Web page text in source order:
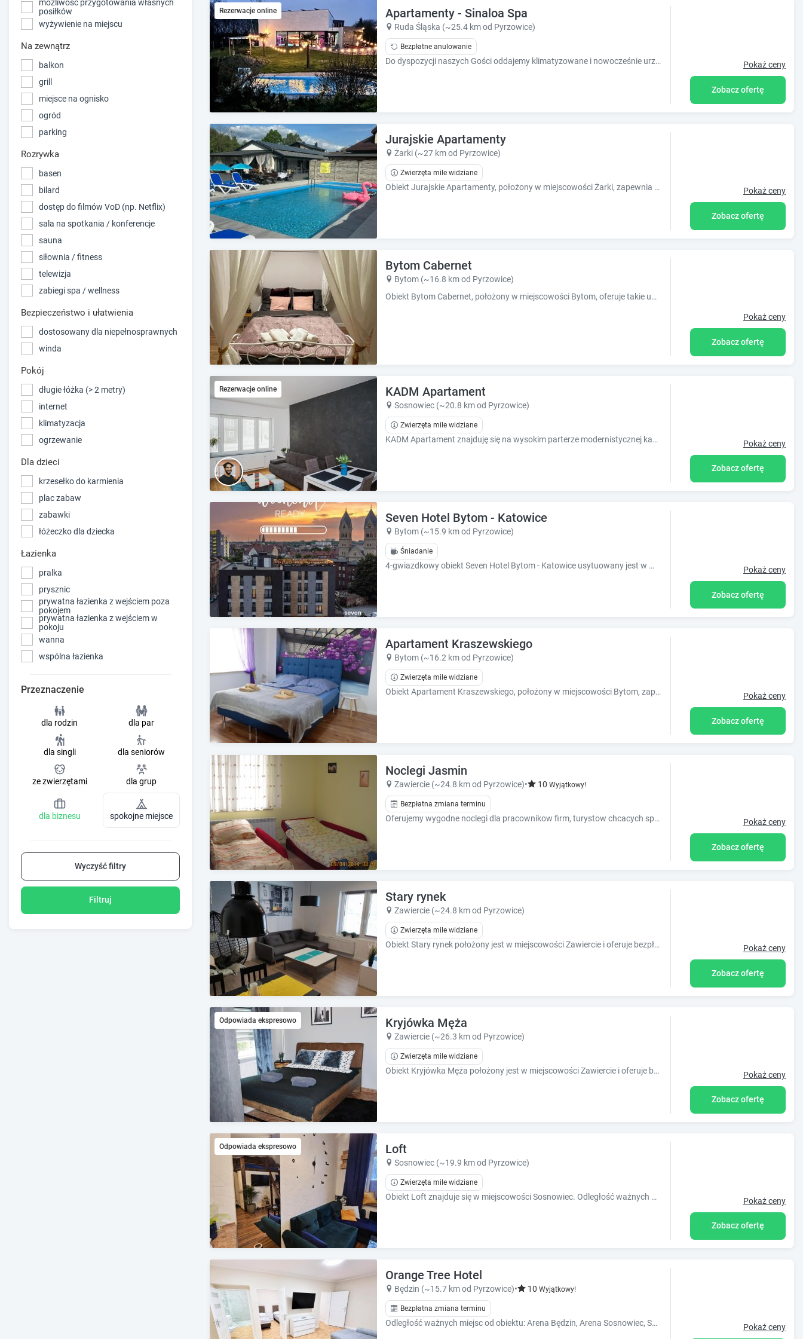
e
P
r
e
s
s
t
h
e
q
u
e
s
t
o
n
m
a
k
e
y
t
o
g
e
t
e
k
y
b
o
a
d
s
h
o
r
t
c
u
t
o
r
c
h
a
n
i
s
.
e
.
P
r
e
q
s
t
k
e
h
e
k
e
d
s
h
o
r
o
r
c
h
d
a
t
e
s
możliwość przygotowania własnych
posiłków
wyżywienie na miejscu
Na zewnątrz
balkon
grill
miejsce na ognisko
ogród
parking
Rozrywka
basen
bilard
dostęp do filmów VoD (np. Netflix)
sala na spotkania / konferencje
sauna
siłownia / fitness
telewizja
zabiegi spa / wellness
Bezpieczeństwo i ułatwienia
dostosowany dla niepełnosprawnych
winda
Pokój
długie łóżka (> 2 metry)
internet
klimatyzacja
ogrzewanie
Dla dzieci
krzesełko do karmienia
plac zabaw
zabawki
łóżeczko dla dziecka
Łazienka
pralka
prysznic
prywatna łazienka z wejściem poza
pokojem
prywatna łazienka z wejściem w
pokoju
wanna
wspólna łazienka
Przeznaczenie
dla rodzin dla par
dla singli dla seniorów
ze zwierzętami dla grup
dla biznesu spokojne miejsce
Wyczyść filtry
Filtruj
Rezerwacje online Apartamenty - Sinaloa Spa
Ruda Śląska (~25.4 km od Pyrzowice)
Bezpłatne anulowanie
Do dyspozycji naszych Gości oddajemy klimatyzowane i nowocześnie urządzone, pełne luksusu apartamenty. Pokaż ceny
Zobacz ofertę
Jurajskie Apartamenty
Żarki (~27 km od Pyrzowice)
Zwierzęta mile widziane
Obiekt Jurajskie Apartamenty, położony w miejscowości Żarki, zapewnia bezpłatne Wi-Fi i sprzęt do grillowania. Odległość ważnych miejsc od o Pokaż ceny
Zobacz ofertę
Bytom Cabernet
Bytom (~16.8 km od Pyrzowice)
Obiekt Bytom Cabernet, położony w miejscowości Bytom, oferuje takie udogodnienia, jak bezpłatne Wi-Fi oraz telewizor z płaskim ekranem. Odległo?
Pokaż ceny
Zobacz ofertę
Rezerwacje online KADM Apartament
Sosnowiec (~20.8 km od Pyrzowice)
Zwierzęta mile widziane
KADM Apartament znajduję się na wysokim parterze modernistycznej kamienicy z lat 30 tych XX wieku w centrum Sosnowca. Obiekt, o powierzchni 65 m2, z.. Pokaż ceny
Zobacz ofertę
Seven Hotel Bytom - Katowice
Bytom (~15.9 km od Pyrzowice)
Śniadanie
4-gwiazdkowy obiekt Seven Hotel Bytom - Katowice usytuowany jest w miejscowości Bytom i oferuje bar. Odległość ważnych miejsc od obiektu: Stadion Pokaż ceny
Zobacz ofertę
Apartament Kraszewskiego
Bytom (~16.2 km od Pyrzowice)
Zwierzęta mile widziane
Obiekt Apartament Kraszewskiego, położony w miejscowości Bytom, zapewnia wspólny salon, bezpłatne Wi-Fi i wspólną kuchnię. Odległość ważny Pokaż ceny
Zobacz ofertę
Noclegi Jasmin
Zawiercie (~24.8 km od Pyrzowice)• 10 Wyjątkowy!
Bezpłatna zmiana terminu
Oferujemy wygodne noclegi dla pracownikow firm, turystow chcacych spedzic czas na Jurze krakowsko-czestochowskiej,gosci weselnych przebywajacych w .. Pokaż ceny
Zobacz ofertę
Stary rynek
Zawiercie (~24.8 km od Pyrzowice)
Zwierzęta mile widziane
Obiekt Stary rynek położony jest w miejscowości Zawiercie i oferuje bezpłatne Wi-Fi oraz klimatyzację. Odległość ważnych miejsc od obiektu: U Pokaż ceny
Zobacz ofertę
Odpowiada ekspresowo Kryjówka Męża
Zawiercie (~26.3 km od Pyrzowice)
Zwierzęta mile widziane
Obiekt Kryjówka Męża położony jest w miejscowości Zawiercie i oferuje bezpłatne Wi-Fi oraz klimatyzację. Odległość ważnych miejsc od obiek Pokaż ceny
Zobacz ofertę
Odpowiada ekspresowo Loft
Sosnowiec (~19.9 km od Pyrzowice)
Zwierzęta mile widziane
Obiekt Loft znajduje się w miejscowości Sosnowiec. Odległość ważnych miejsc od obiektu: Uniwersytet Śląski ? 12 km, Spodek ? 12 km, Dworze Pokaż ceny
Zobacz ofertę
Orange Tree Hotel
Będzin (~15.7 km od Pyrzowice)• 10 Wyjątkowy!
Bezpłatna zmiana terminu
Odległość ważnych miejsc od obiektu: Arena Będzin, Arena Sosnowiec, Spodek, Stadion Chorzów. Pokaż ceny